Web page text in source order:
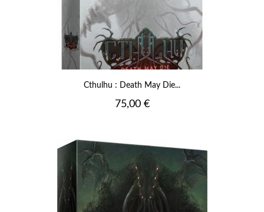
Cthulhu : Death May Die...
Prix
75,00 €